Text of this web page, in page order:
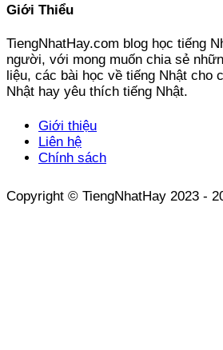
Giới Thiểu
TiengNhatHay.com blog học tiếng
người, với mong muốn chia sẻ
liệu, các bài học về tiếng Nhật cho
Nhật hay yêu thích tiếng Nhật.
Giới thiệu
Liên hệ
Chính sách
Copyright © TiengNhatHay 2023 -